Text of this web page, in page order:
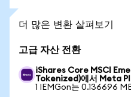
더 많은 변환 살펴보기
고급 자산 전환
iShares Core MSCI
Tokenized)에서 Meta
1 IEMGon는 0.136696